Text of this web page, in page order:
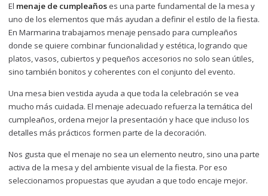
El menaje de cumpleaños es una parte fundamental de la mesa y
uno de los elementos que más ayudan a definir el estilo de la fiesta.
En Marmarina trabajamos menaje pensado para cumpleaños
donde se quiere combinar funcionalidad y estética, logrando que
platos, vasos, cubiertos y pequeños accesorios no solo sean útiles,
sino también bonitos y coherentes con el conjunto del evento.
Una mesa bien vestida ayuda a que toda la celebración se vea
mucho más cuidada. El menaje adecuado refuerza la temática del
cumpleaños, ordena mejor la presentación y hace que incluso los
detalles más prácticos formen parte de la decoración.
Nos gusta que el menaje no sea un elemento neutro, sino una parte
activa de la mesa y del ambiente visual de la fiesta. Por eso
seleccionamos propuestas que ayudan a que todo encaje mejor.